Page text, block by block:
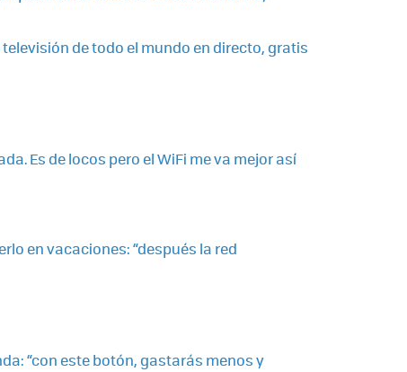
de todo el mundo en directo, gratis
Es de locos pero el WiFi me va mejor así
en vacaciones: “después la red
“con este botón, gastarás menos y